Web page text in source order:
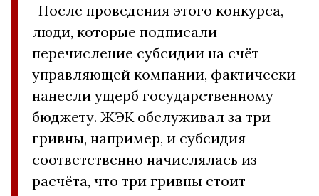
-После проведения этого конкурса,
люди, которые подписали
перечисление субсидии на счёт
управляющей компании, фактически
нанесли ущерб государственному
бюджету. ЖЭК обслуживал за три
гривны, например, и субсидия
соответственно начислялась из
расчёта, что три гривны стоит